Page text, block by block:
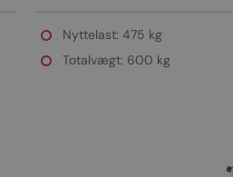
Nyttelast: 475 kg
Totalvægt: 600 kg